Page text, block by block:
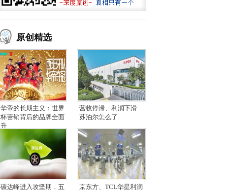
原创精选
华帝的长期主义：世界
杯营销背后的品牌全面
升
营收停滞、利润下滑
苏泊尔怎么了
碳达峰进入攻坚期，五
京东方、TCL华星利润